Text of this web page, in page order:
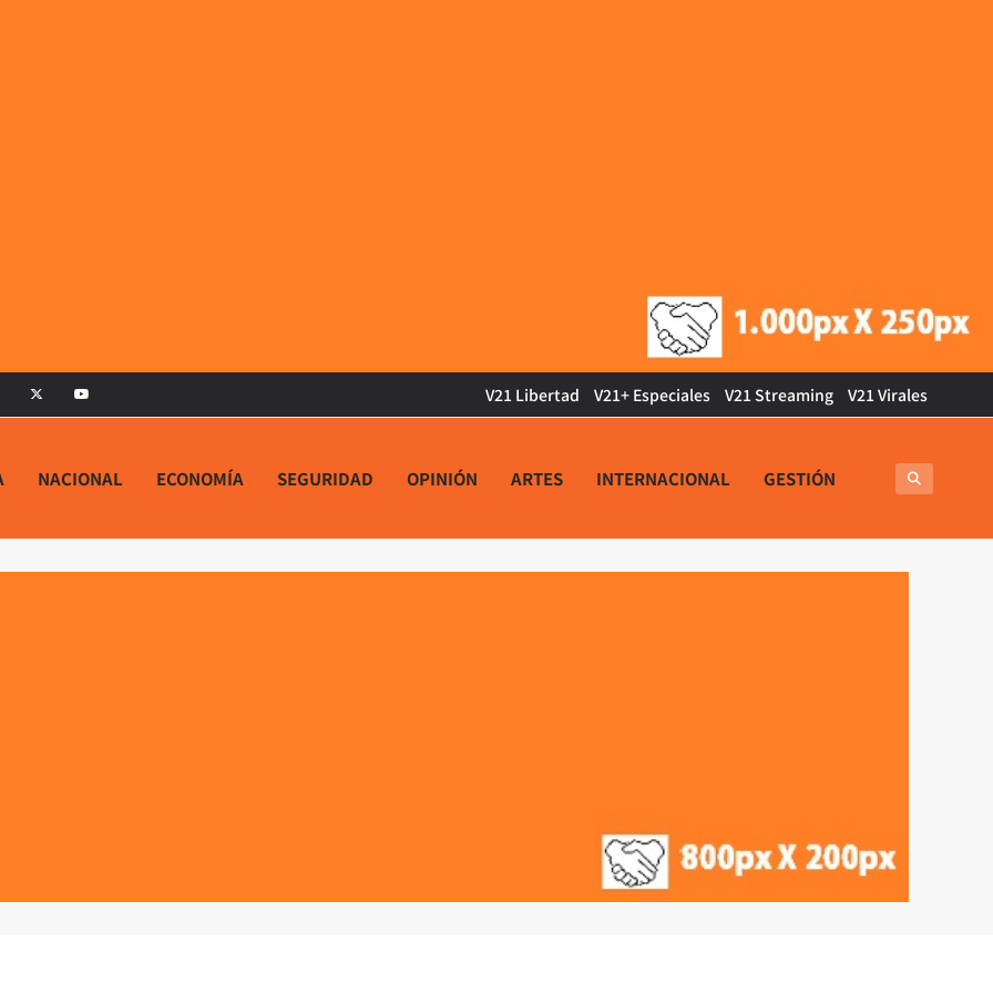
V21 Libertad V21+ Especiales V21 Streaming V21 Virales
NACIONAL ECONOMÍA SEGURIDAD OPINIÓN ARTES INTERNACIONAL GESTIÓN